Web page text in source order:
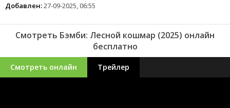
Добавлен:27-09-2025, 06:55
Смотреть Бэмби: Лесной кошмар (2025) онлайн
бесплатно
Смотреть онлайн Трейлер